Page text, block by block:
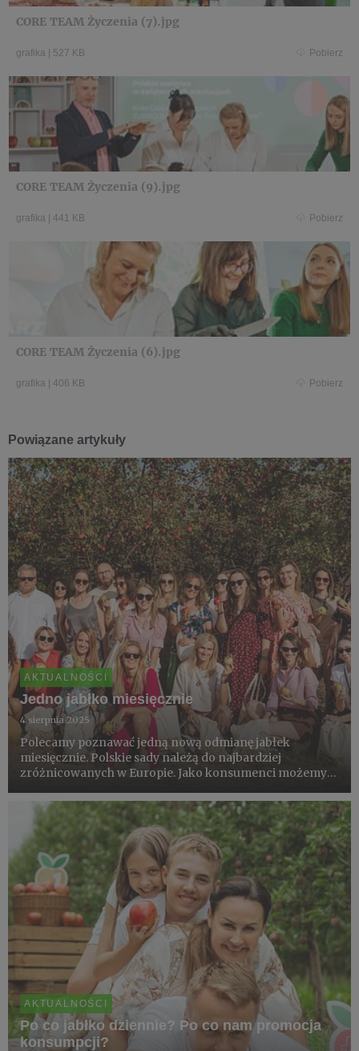
CORE TEAM Życzenia (7).jpg
grafika | 527 KB Pobierz
CORE TEAM Życzenia (9).jpg
grafika | 441 KB Pobierz
CORE TEAM Życzenia (6).jpg
grafika | 406 KB Pobierz
Powiązane artykuły
AKTUALNOŚCI
Jedno jabłko miesięcznie
4 sierpnia 2025
Polecamy poznawać jedną nową odmianę jabłek
miesięcznie. Polskie sady należą do najbardziej
zróżnicowanych w Europie. Jako konsumenci możemy
aromatach i walorach kulinarnych. Pokazywanie tej
różnorodności to najlepszy...
AKTUALNOŚCI
Po co jabłko dziennie? Po co nam promocja
konsumpcji?